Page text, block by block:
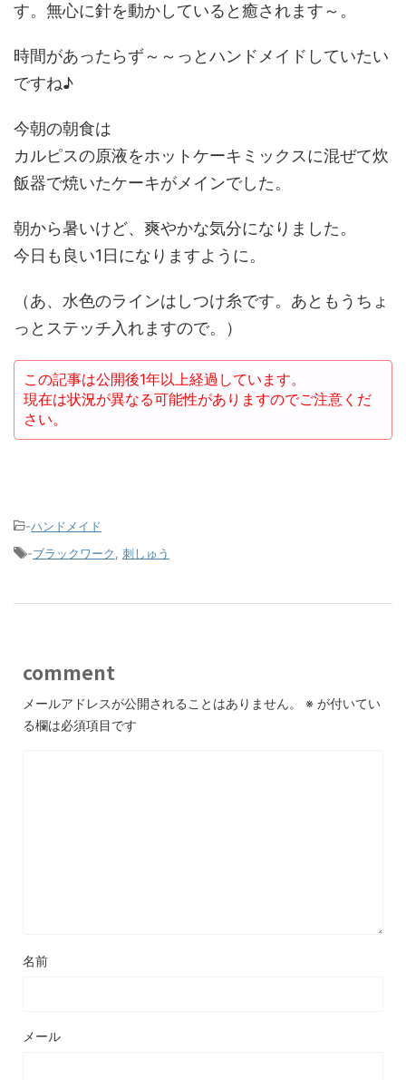
す。無心に針を動かしていると癒されます～。
時間があったらず～～っとハンドメイドしていたい
ですね♪
今朝の朝食は
カルピスの原液をホットケーキミックスに混ぜて炊
飯器で焼いたケーキがメインでした。
朝から暑いけど、爽やかな気分になりました。
今日も良い1日になりますように。
（あ、水色のラインはしつけ糸です。あともうちょ
っとステッチ入れますので。）
この記事は公開後1年以上経過しています。
現在は状況が異なる可能性がありますのでご注意くだ
さい。
-ハンドメイド
-ブラックワーク 刺しゅう
comment
メールアドレスが公開されることはありません。 ※ が付いてい
る欄は必須項目です
名前
メール